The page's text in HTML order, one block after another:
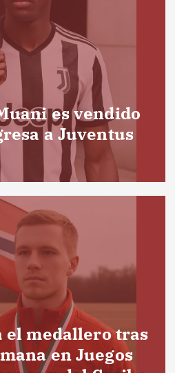
es vendido
a Juventus
el medallero tras
en Juegos